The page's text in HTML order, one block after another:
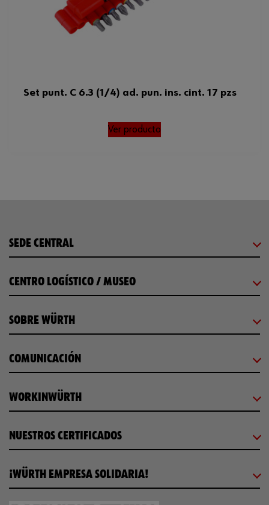
Set punt. C 6.3 (1/4) ad. pun. ins. cint. 17 pzs
Ver producto
SEDE CENTRAL
CENTRO LOGÍSTICO / MUSEO
SOBRE WÜRTH
COMUNICACIÓN
WORKINWÜRTH
NUESTROS CERTIFICADOS
¡WÜRTH EMPRESA SOLIDARIA!